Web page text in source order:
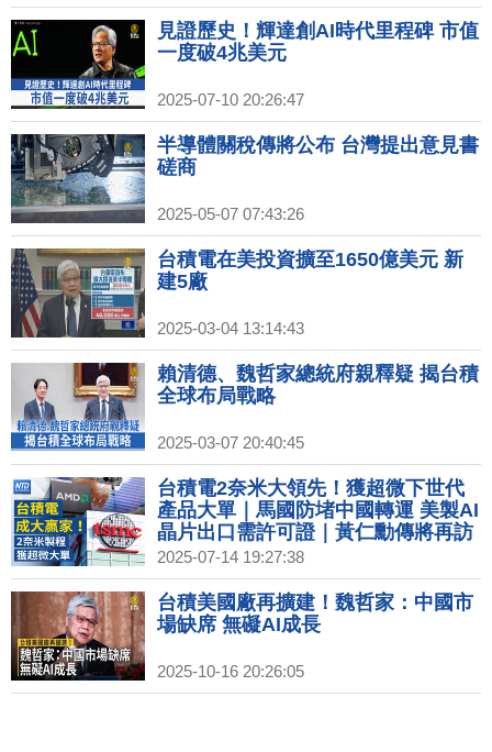
見證歷史！輝達創AI時代里程碑 市值
一度破4兆美元
2025-07-10 20:26:47
半導體關稅傳將公布 台灣提出意見書
磋商
2025-05-07 07:43:26
台積電在美投資擴至1650億美元 新
建5廠
2025-03-04 13:14:43
賴清德、魏哲家總統府親釋疑 揭台積
全球布局戰略
2025-03-07 20:40:45
台積電2奈米大領先！獲超微下世代
產品大單｜馬國防堵中國轉運 美製AI
晶片出口需許可證｜黃仁勳傳將再訪
中 美兩黨議員籲勿見共軍關聯企業｜
台灣首座超級電池工廠起火釀死傷
2025-07-14 19:27:38
台積美國廠再擴建！魏哲家：中國市
場缺席 無礙AI成長
2025-10-16 20:26:05